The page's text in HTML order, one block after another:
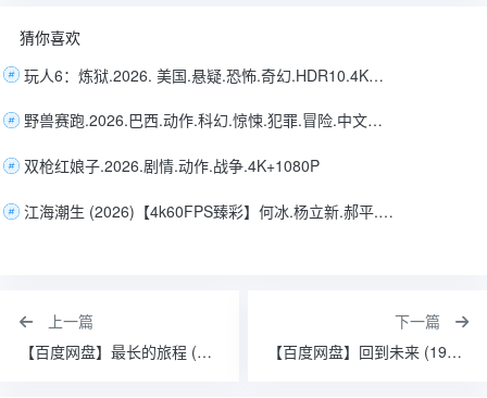
猜你喜欢
玩人6：炼狱.2026. 美国.悬疑.恐怖.奇幻.HDR10.4K版+1080P.中英字幕附全系列全集蓝光版
野兽赛跑.2026.巴西.动作.科幻.惊悚.犯罪.冒险.中文字幕
双枪红娘子.2026.剧情.动作.战争.4K+1080P
江海潮生 (2026)【4k60FPS臻彩】何冰.杨立新.郝平.王鸥.历史古装更新到26集
上一篇
【百度网盘】最长的旅程 (2015)
下一篇
【百度网盘】回到未来 (1985)